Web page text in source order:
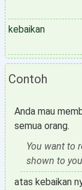
kebaikan
Contoh
Anda mau
semua orang.
You want to
shown to
atas kebaikan